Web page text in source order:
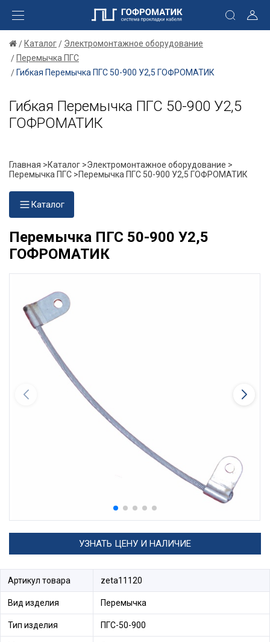
Каталог
Электромонтажное оборудование
Перемычка ПГС
Гибкая Перемычка ПГС 50-900 У2,5 ГОФРОМАТИК
Гибкая Перемычка ПГС 50-900 У2,5
ГОФРОМАТИК
Главная >Каталог >Электромонтажное оборудование >
Перемычка ПГС >Перемычка ПГС 50-900 У2,5 ГОФРОМАТИК
Каталог
Перемычка ПГС 50-900 У2,5
ГОФРОМАТИК
УЗНАТЬ ЦЕНУ И НАЛИЧИЕ
Артикул товара zeta11120
Вид изделия Перемычка
Тип изделия ПГС-50-900